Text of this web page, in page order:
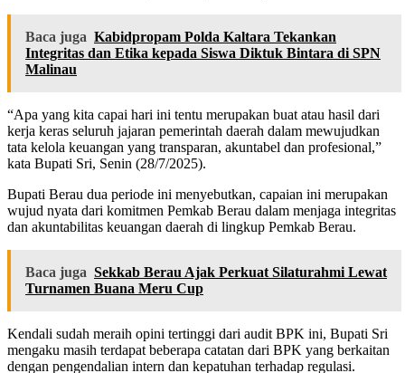
Baca juga Kabidpropam Polda Kaltara Tekankan
Integritas dan Etika kepada Siswa Diktuk Bintara di SPN
Malinau
“Apa yang kita capai hari ini tentu merupakan buat atau hasil dari
kerja keras seluruh jajaran pemerintah daerah dalam mewujudkan
tata kelola keuangan yang transparan, akuntabel dan profesional,”
kata Bupati Sri, Senin (28/7/2025).
Bupati Berau dua periode ini menyebutkan, capaian ini merupakan
wujud nyata dari komitmen Pemkab Berau dalam menjaga integritas
dan akuntabilitas keuangan daerah di lingkup Pemkab Berau.
Baca juga Sekkab Berau Ajak Perkuat Silaturahmi Lewat
Turnamen Buana Meru Cup
Kendali sudah meraih opini tertinggi dari audit BPK ini, Bupati Sri
mengaku masih terdapat beberapa catatan dari BPK yang berkaitan
dengan pengendalian intern dan kepatuhan terhadap regulasi.